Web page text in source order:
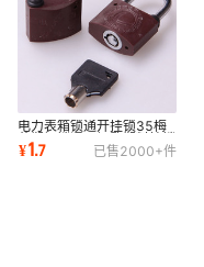
电力表箱锁通开挂锁35梅
花塑钢锁通用钥匙塑料挂锁
防水防锈箱柜锁
¥1.7 已售2000+件